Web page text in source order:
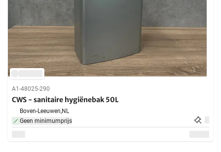
A1-48025-290
CWS - sanitaire hygiënebak 50L
Boven-Leeuwen,NL
Geen minimumprijs